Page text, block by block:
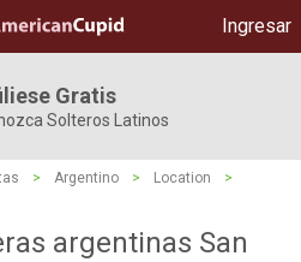
Ingresar
Gratis
Solteros Latinos
> Argentino > Location
>
argentinas San